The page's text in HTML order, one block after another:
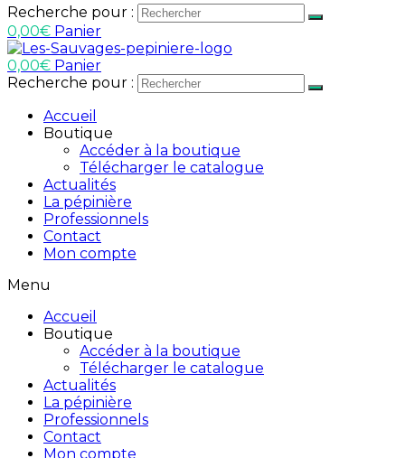
Recherche pour :
0,00€ Panier
0,00€ Panier
Recherche pour :
Accueil
Boutique
Accéder à la boutique
Télécharger le catalogue
Actualités
La pépinière
Professionnels
Contact
Mon compte
Menu
Accueil
Boutique
Accéder à la boutique
Télécharger le catalogue
Actualités
La pépinière
Professionnels
Contact
Mon compte